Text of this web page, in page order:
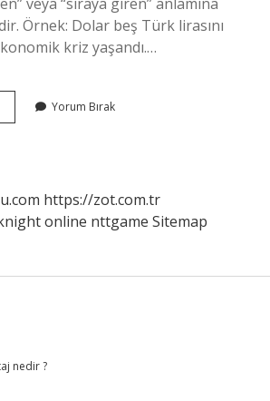
Örnek: Dolar beş Türk lirasını
kriz yaşandı.…
Müteakip Yorum Bırak
https://zot.com.tr
online nttgame Sitemap
nedir ?